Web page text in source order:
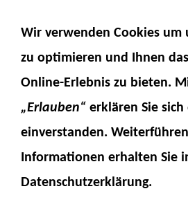
Steckverbinder 2mm
Wir verwenden Cookies um
zu optimieren und Ihnen das
Online-Erlebnis zu bieten.
„Erlauben“ erklären Sie
einverstanden.
Informationen erhalten Sie
Datenschutzerklärung.